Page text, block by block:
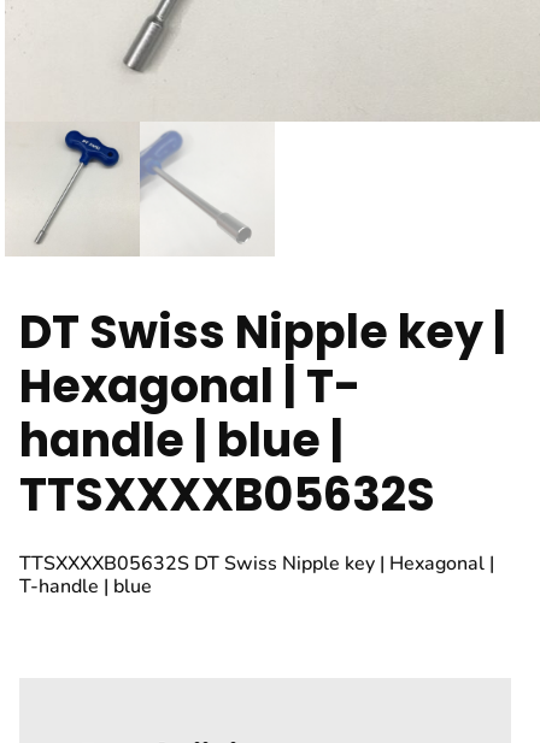
DT Swiss Nipple key |
Hexagonal | T-
handle | blue |
TTSXXXXB05632S
TTSXXXXB05632S DT Swiss Nipple key | Hexagonal |
T-handle | blue